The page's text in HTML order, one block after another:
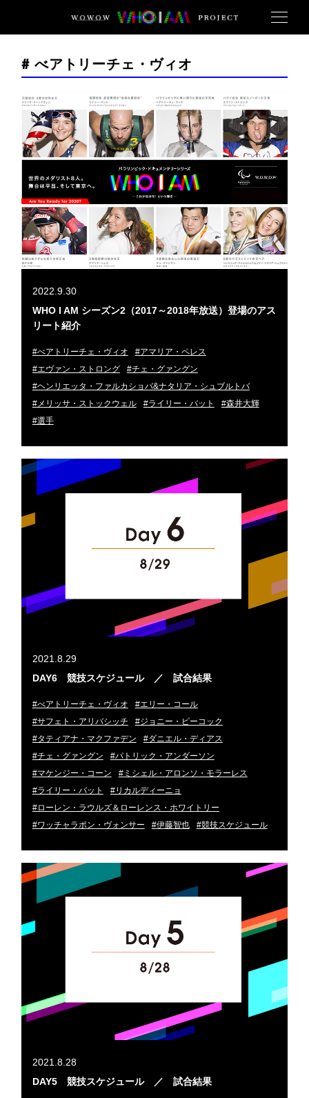
# べアトリーチェ・ヴィオ
2022.9.30
WHO I AM シーズン2（2017～2018年放送）登場のアス
リート紹介
#べアトリーチェ・ヴィオ
#アマリア・ペレス
#エヴァン・ストロング
#チェ・グァングン
#ヘンリエッタ・ファルカショバ&ナタリア・シュブルトバ
#メリッサ・ストックウェル
#ライリー・バット
#森井大輝
#選手
2021.8.29
DAY6 競技スケジュール ／ 試合結果
#べアトリーチェ・ヴィオ
#エリー・コール
#サフェト・アリバシッチ
#ジョニー・ピーコック
#タティアナ・マクファデン
#ダニエル・ディアス
#チェ・グァングン
#パトリック・アンダーソン
#マケンジー・コーン
#ミシェル・アロンソ・モラーレス
#ライリー・バット
#リカルディーニョ
#ローレン・ラウルズ＆ローレンス・ホワイトリー
#ワッチャラポン・ヴォンサー
#伊藤智也 #競技スケジュール
2021.8.28
DAY5 競技スケジュール ／ 試合結果